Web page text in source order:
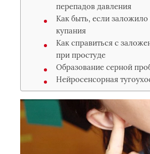
перепадов давления
Как быть, если
купания
Как справиться с
при простуде
Образование серной
Нейросенсорная